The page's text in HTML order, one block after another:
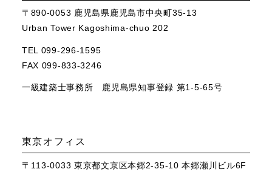
〒890-0053 鹿児島県鹿児島市中央町35-13
Urban Tower Kagoshima-chuo 202
TEL 099-296-1595
FAX 099-833-3246
一級建築士事務所 鹿児島県知事登録 第1-5-65号
東京オフィス
〒113-0033 東京都文京区本郷2-35-10 本郷瀬川ビル6F